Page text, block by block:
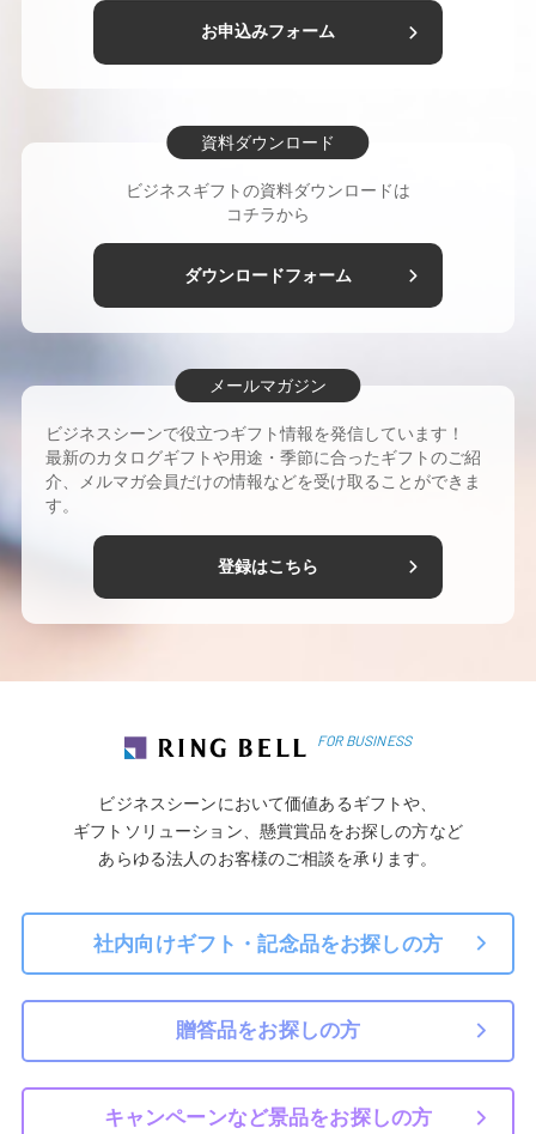
ログギフト導入が拡大中
2025/11/21
ずに準備もラクする景品選び
「極上のおいしさ」を各地から集めた「極み」シ
リーズ 10周年 シリーズ発祥・山形の郷土菓子
「ふうき豆」を新発売
【お歳暮・冬ギフトの新定番】選ぶたのしみを贈
るカタログギフト
2025/10/30
社員の定着やエンゲージメント向上に「社内イベ
ント」続々復活 開催企業の 75%がギフトも用意
2025/10/29
ギフトが企業を強くする。職員慰労でカタログギ
フトをおすすめしたいワケ
2025/10/22
池袋本店にオープン！
周年記念や新サービスリリース記念を盛り上げ
2025/10/1
【喜ばれる景品特集】新しい社内イベントを試し
てみませんか？
ビジネスシーンにもおすすめ！新年を彩るリンベ
ルのおせちをご紹介
2025/9/16
「リンベル カタログギフト ブティック」旗艦店
9 月 17 日（水）西武池袋本店にリニューアルオ
2025/9/10
【カスタマイズ費用0円！】コンセプトに合う"オ
お申込みフォーム
資料ダウンロード
ビジネスギフトの資料ダウンロードは
コチラから
ダウンロードフォーム
メールマガジン
ビジネスシーンで役立つギフト情報を発信しています！
最新のカタログギフトや用途・季節に合ったギフトのご紹
介、メルマガ会員だけの情報などを受け取ることができま
す。
登録はこちら
FOR BUSINESS
ビジネスシーンにおいて価値あるギフトや、
ギフトソリューション、懸賞賞品をお探しの方など
あらゆる法人のお客様のご相談を承ります。
社内向けギフト・記念品をお探しの方
贈答品をお探しの方
キャンペーンなど景品をお探しの方